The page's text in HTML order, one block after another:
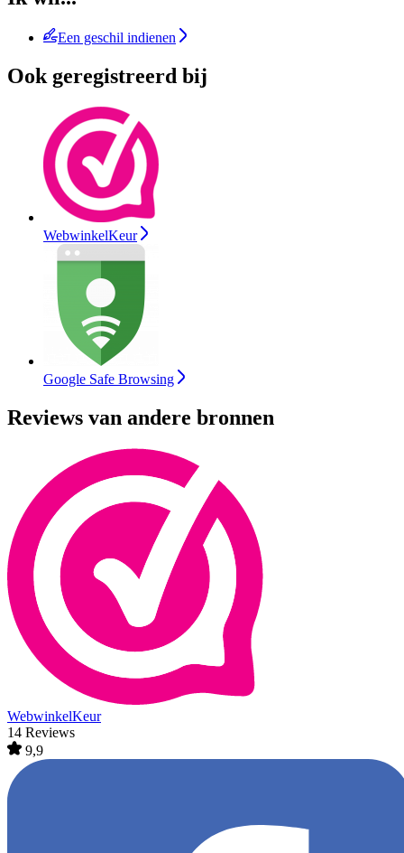
Een geschil indienen
Ook geregistreerd bij
WebwinkelKeur
Google Safe Browsing
Reviews van andere bronnen
WebwinkelKeur
14 Reviews
9,9